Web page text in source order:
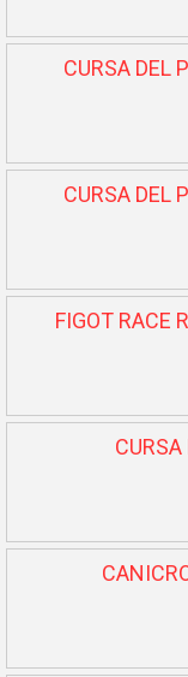
CURSA DEL
CURSA DEL
FIGOT RACE